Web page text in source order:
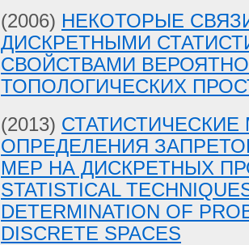
(2006) НЕКОТОРЫЕ
ДИСКРЕТНЫМИ
СВОЙСТВАМИ
ТОПОЛОГИЧЕСКИХ
(2013)
ОПРЕДЕЛЕНИЯ
МЕР НА ДИСКРЕТНЫХ
STATISTICAL
DETERMINATION OF
DISCRETE SPACES